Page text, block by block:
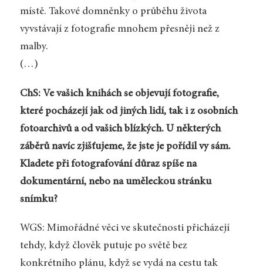
místě. Takové domněnky o průběhu života
vyvstávají z fotografie mnohem přesněji než z
malby.
(…)
ChS: Ve vašich knihách se objevují fotografie,
které pocházejí jak od jiných lidí, tak i z osobních
fotoarchivů a od vašich blízkých. U některých
záběrů navíc zjišťujeme, že jste je pořídil vy sám.
Kladete při fotografování důraz spíše na
dokumentární, nebo na uměleckou stránku
snímku?
WGS: Mimořádné věci ve skutečnosti přicházejí
tehdy, když člověk putuje po světě bez
konkrétního plánu, když se vydá na cestu tak